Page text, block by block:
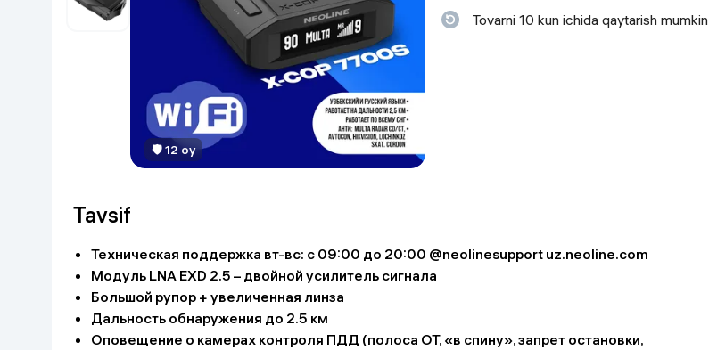
Go‘zallik va parvarish
O'yin uchun texnika
Sport tovarlari
Qurilish va ta'mirlash
Zargarlik mahsulotlari
Virtual haqiqat ko'zoynaklari
Aqlli ko‘zoynaklar
🛡 12 oy
Tovarni 10 kun ichida qaytarish mumkin
Tavsif
Техническая поддержка вт-вс: с 09:00 до 20:00 @neolinesupport uz.neoline.com
Модуль LNA EXD 2.5 – двойной усилитель сигнала
Большой рупор + увеличенная линза
Дальность обнаружения до 2.5 км
Оповещение о камерах контроля ПДД (полоса ОТ, «в спину», запрет остановки,